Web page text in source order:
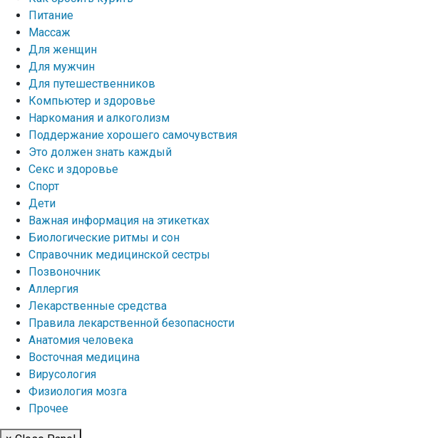
Питание
Массаж
Для женщин
Для мужчин
Для путешественников
Компьютер и здоровье
Наркомания и алкоголизм
Поддержание хорошего самочувствия
Это должен знать каждый
Секс и здоровье
Спорт
Дети
Важная информация на этикетках
Биологические ритмы и сон
Справочник медицинской сестры
Позвоночник
Аллергия
Лекарственные средства
Правила лекарственной безопасности
Aнатомия человека
Восточная медицина
Вирусология
Физиология мозга
Прочее